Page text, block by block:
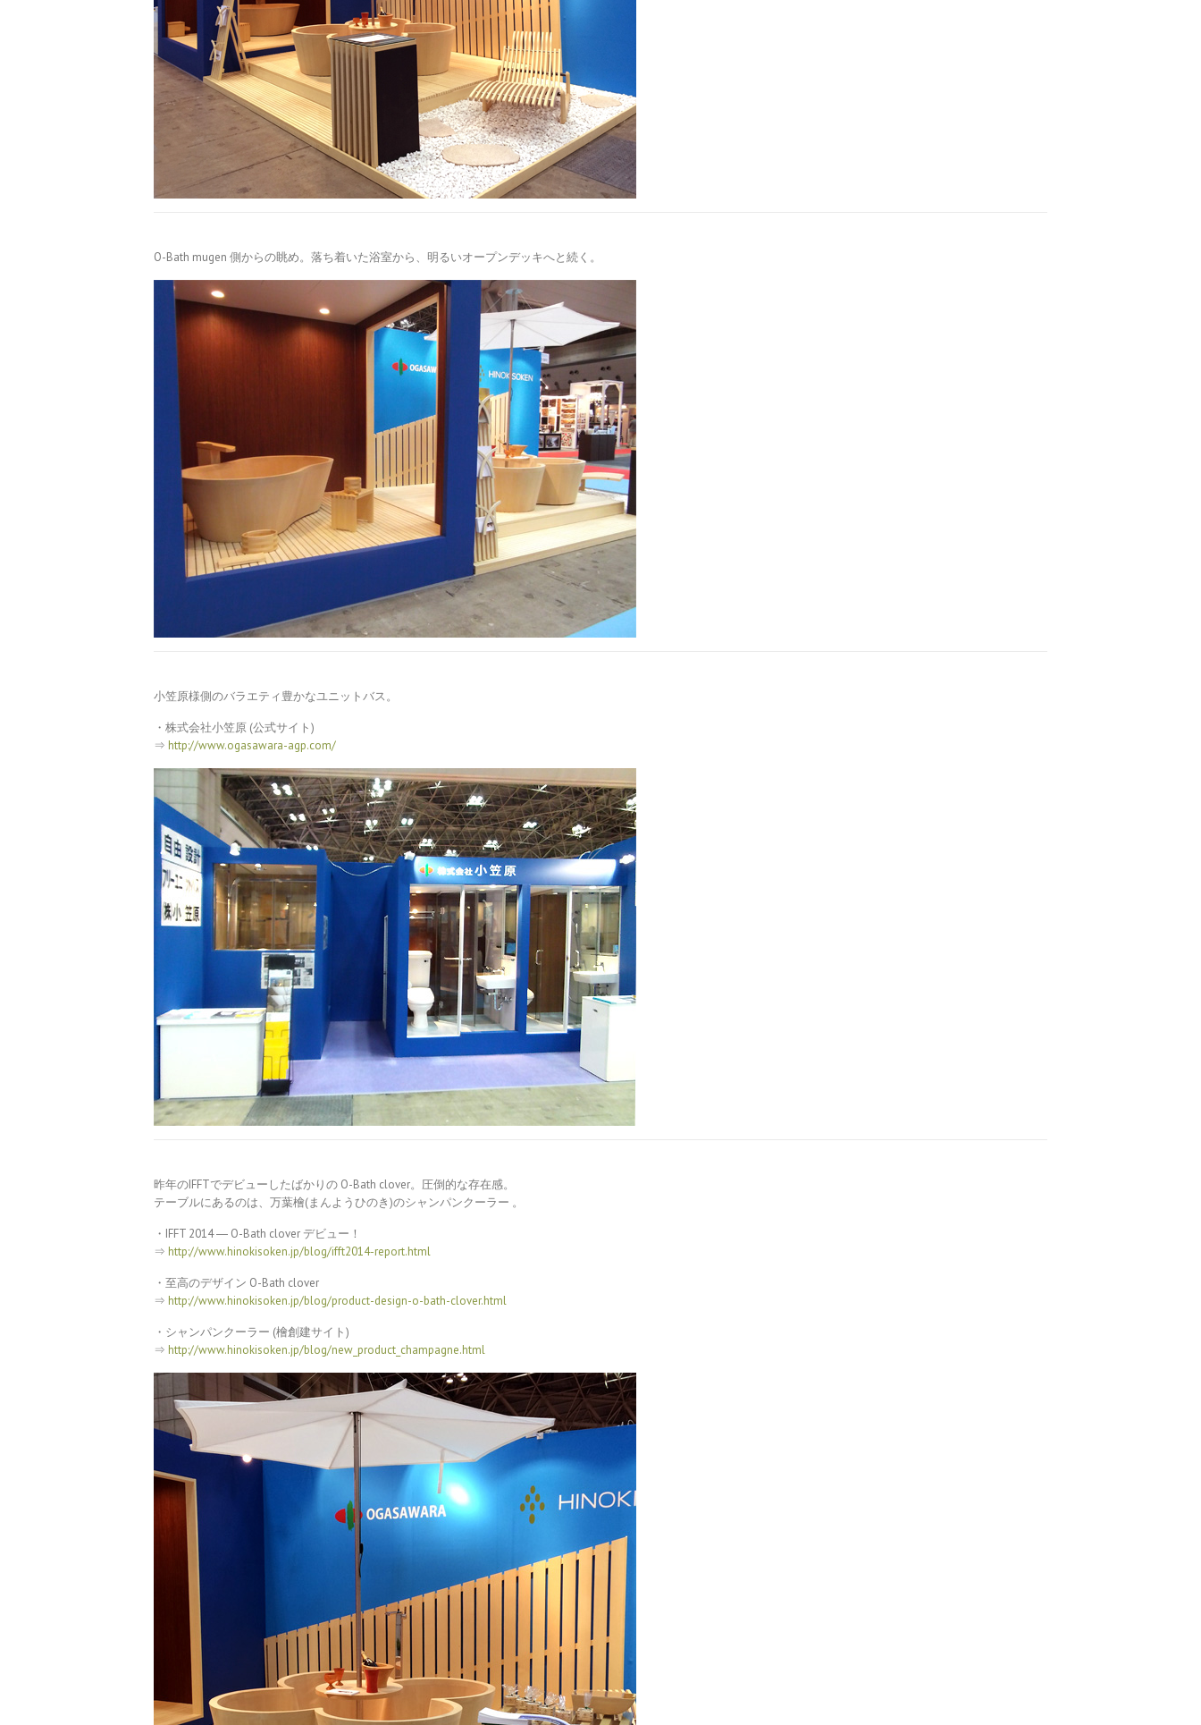
O-Bath mugen 側からの眺め。落ち着いた浴室から、明るいオープンデッキへと続く。
小笠原様側のバラエティ豊かなユニットバス。
・株式会社小笠原 (公式サイト)
⇒ http://www.ogasawara-agp.com/
昨年のIFFTでデビューしたばかりの O-Bath clover。圧倒的な存在感。
テーブルにあるのは、万葉檜(まんようひのき)のシャンパンクーラー 。
・IFFT 2014 ― O-Bath clover デビュー！
⇒ http://www.hinokisoken.jp/blog/ifft2014-report.html
・至高のデザイン O-Bath clover
⇒ http://www.hinokisoken.jp/blog/product-design-o-bath-clover.html
・シャンパンクーラー (檜創建サイト)
⇒ http://www.hinokisoken.jp/blog/new_product_champagne.html